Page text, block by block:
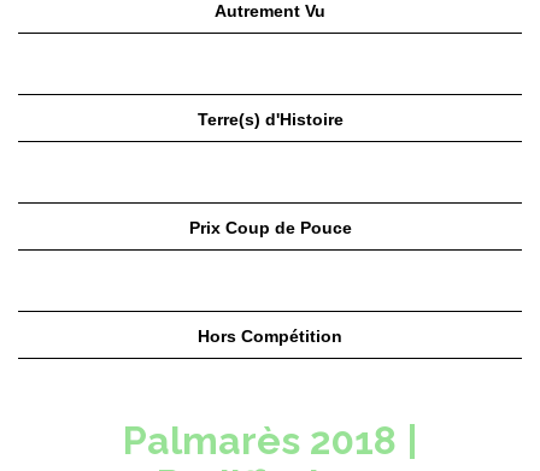
Autrement Vu
Terre(s) d'Histoire
Prix Coup de Pouce
Hors Compétition
Palmarès 2018 |